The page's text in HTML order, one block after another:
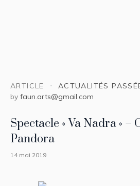
ARTICLE
ACTUALITÉS
by faun.arts@gmail.com
Spectacle « Va Nadra » –
Pandora
14 mai 2019